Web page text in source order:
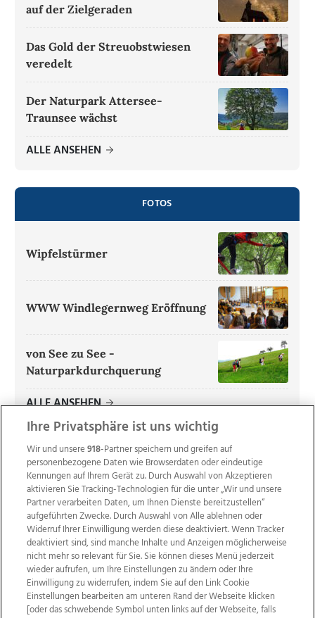
auf der Zielgeraden
Das Gold der Streuobstwiesen
veredelt
Der Naturpark Attersee-
Traunsee wächst
ALLE ANSEHEN
FOTOS
Wipfelstürmer
WWW Windlegernweg Eröffnung
von See zu See -
Naturparkdurchquerung
ALLE ANSEHEN
Wir über uns Mediadaten Kontakt
Jobs
Ihre Privatsphäre ist uns wichtig
Wir und unsere918-Partner speichern und greifen auf
personenbezogene Daten wie Browserdaten oder eindeutige
Kennungen auf Ihrem Gerät zu. Durch Auswahl von Akzeptieren
aktivieren Sie Tracking-Technologien für die unter „Wir und unsere
Partner verarbeiten Daten, um Ihnen Dienste bereitzustellen“
aufgeführten Zwecke. Durch Auswahl von Alle ablehnen oder
Widerruf Ihrer Einwilligung werden diese deaktiviert. Wenn Tracker
deaktiviert sind, sind manche Inhalte und Anzeigen möglicherweise
nicht mehr so relevant für Sie. Sie können dieses Menü jederzeit
wieder aufrufen, um Ihre Einstellungen zu ändern oder Ihre
Einwilligung zu widerrufen, indem Sie auf den Link Cookie
Einstellungen bearbeiten am unteren Rand der Webseite klicken
[oder das schwebende Symbol unten links auf der Webseite, falls